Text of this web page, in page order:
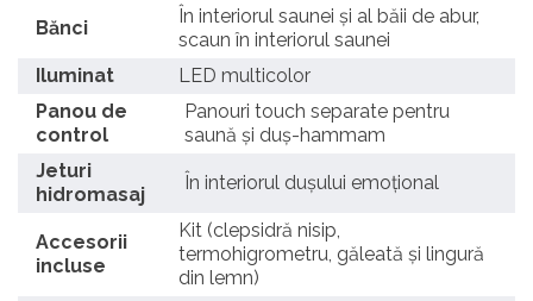
Bănci
În interiorul saunei și al băii de abur,
scaun în interiorul saunei
Iluminat
LED multicolor
Panou de
control
Panouri touch separate pentru
saună și duș-hammam
Jeturi
hidromasaj
În interiorul dușului emoțional
Accesorii
incluse
Kit (clepsidră nisip,
termohigrometru, găleată și lingură
din lemn)